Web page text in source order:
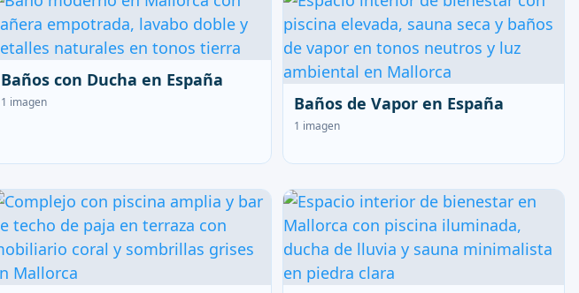
Baños con Ducha en España
1 imagen Baños de Vapor en España
1 imagen